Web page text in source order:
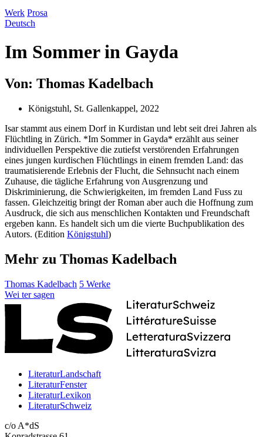
Werk Prosa
Deutsch
Im Sommer in Gayda
Von: Thomas Kadelbach
Königstuhl, St. Gallenkappel, 2022
Isar stammt aus einem Dorf in Kurdistan und lebt seit drei Jahren als
Flüchtling in Zürich. *Im Sommer in Gayda* erzählt aus seiner
individuellen Perspektive die zutiefst verstörenden Erfahrungen
eines jungen kurdischen Flüchtlings in einem fremden Land: das
traumatisierende Erlebnis der Flucht, die Sehnsucht nach einem
Zuhause, die tägliche Erfahrung von Ausgrenzung und
Diskriminierung, die Schwierigkeiten, im fremden Land Fuss zu
fassen. Gleichzeitig bringt der Roman aber auch die Hoffnung zum
Ausdruck, die sich aus menschlichen Kontakten und Freundschaft
ergeben kann. Es handelt sich um die vierte Buchpublikation des
Autors. (Edition Königstuhl)
Mehr zu Thomas Kadelbach
Thomas Kadelbach 5 Werke
Wei ter sagen
LiteraturLandschaft
LiteraturFenster
LiteraturLexikon
LiteraturSchweiz
c/o A*dS